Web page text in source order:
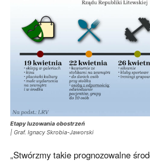
Etapy luzowania obostrzeń
| Graf. Ignacy Skrobia-Jaworski
„Stwórzmy takie prognozowalne